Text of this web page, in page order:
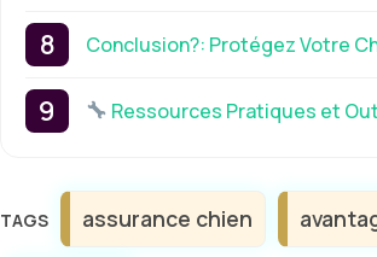
Conclusion?: Protégez Votre
Ressources Pratiques et
Étiquettes
assurance chien